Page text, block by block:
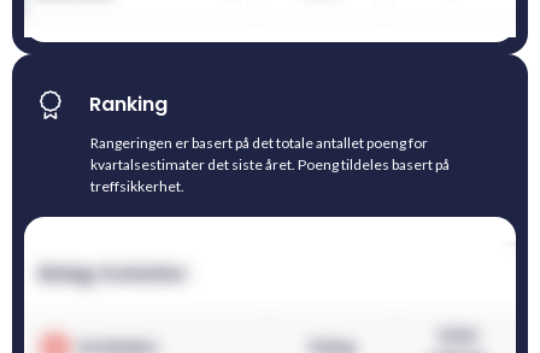
Ranking
Rangeringen er basert på det totale antallet poeng for
kvartalsestimater det siste året. Poeng tildeles basert på
treffsikkerhet.